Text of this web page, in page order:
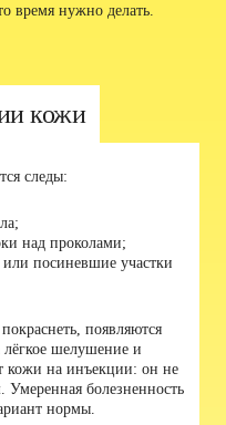
время нужно делать.
кожи
следы:
над проколами;
посиневшие участки
появляются
лёгкое шелушение и
кожи на инъекции: он не
Умеренная болезненность
нормы.